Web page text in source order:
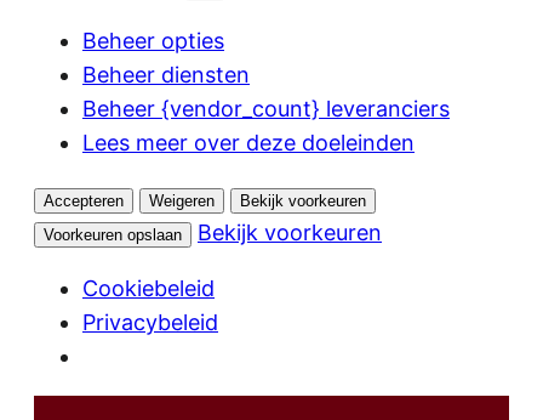
Beheer opties
Beheer diensten
Beheer {vendor_count} leveranciers
Lees meer over deze doeleinden
Accepteren Weigeren
Bekijk voorkeuren
Voorkeuren opslaan
Bekijk voorkeuren
Cookiebeleid
Privacybeleid